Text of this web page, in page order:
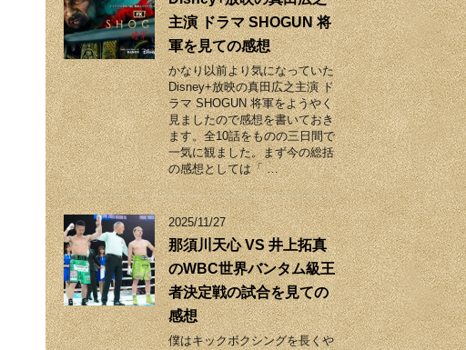
主演 ドラマ SHOGUN 将
軍を見ての感想
かなり以前より気になっていた
Disney+放映の真田広之主演 ド
ラマ SHOGUN 将軍をようやく
見ましたので感想を書いておき
ます。全10話をものの三日間で
一気に観ました。まず今の総括
の感想としては「 …
2025/11/27
那須川天心 VS 井上拓真
のWBC世界バンタム級王
者決定戦の試合を見ての
感想
僕はキックボクシングを長くや